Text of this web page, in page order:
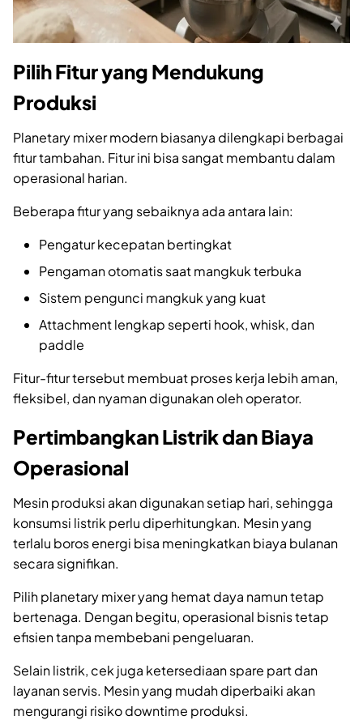
Pilih Fitur yang Mendukung
Produksi
Planetary mixer modern biasanya dilengkapi berbagai
fitur tambahan. Fitur ini bisa sangat membantu dalam
operasional harian.
Beberapa fitur yang sebaiknya ada antara lain:
Pengatur kecepatan bertingkat
Pengaman otomatis saat mangkuk terbuka
Sistem pengunci mangkuk yang kuat
Attachment lengkap seperti hook, whisk, dan
paddle
Fitur-fitur tersebut membuat proses kerja lebih aman,
fleksibel, dan nyaman digunakan oleh operator.
Pertimbangkan Listrik dan Biaya
Operasional
Mesin produksi akan digunakan setiap hari, sehingga
konsumsi listrik perlu diperhitungkan. Mesin yang
terlalu boros energi bisa meningkatkan biaya bulanan
secara signifikan.
Pilih planetary mixer yang hemat daya namun tetap
bertenaga. Dengan begitu, operasional bisnis tetap
efisien tanpa membebani pengeluaran.
Selain listrik, cek juga ketersediaan spare part dan
layanan servis. Mesin yang mudah diperbaiki akan
mengurangi risiko downtime produksi.